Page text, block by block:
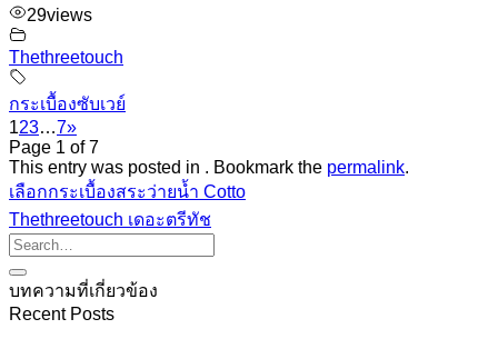
29views
Thethreetouch
กระเบื้องซับเวย์
123…7»
Page 1 of 7
This entry was posted in . Bookmark the permalink.
เลือกกระเบื้องสระว่ายน้ำ Cotto
Thethreetouch เดอะตรีทัช
บทความที่เกี่ยวข้อง
Recent Posts